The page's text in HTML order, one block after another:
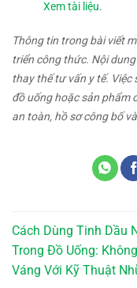
Xem tài liệu.
Thông tin trong bài viết
triển công thức. Nội
thay thế tư vấn y tế.
đồ uống hoặc sản phẩm
an toàn, hồ sơ công bố
Cách Dùng Tinh Dầu
Trong Đồ Uống:
Váng Với Kỹ Thuật